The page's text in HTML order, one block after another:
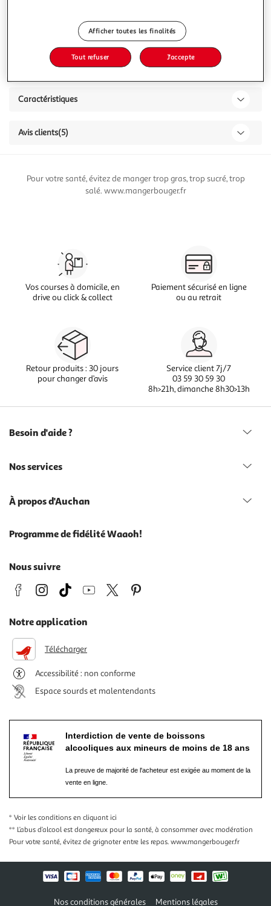
Description
Caractéristiques
Avis clients(5)
Pour votre santé, évitez de manger trop gras, trop sucré, trop
salé. www.mangerbouger.fr
Vos courses à domicile, en
drive ou click & collect
Paiement sécurisé en ligne
ou au retrait
Retour produits : 30 jours
pour changer d’avis
Service client 7j/7
03 59 30 59 30
8h>21h, dimanche 8h30>13h
Besoin d'aide ?
Nos services
À propos d'Auchan
Programme de fidélité Waaoh!
Nous suivre
Notre application
Télécharger
Accessibilité : non conforme
Espace sourds et malentendants
Interdiction de vente de boissons
alcooliques aux mineurs de moins de 18 ans
La preuve de majorité de l'acheteur est exigée au moment de la
vente en ligne.
* Voir les conditions en cliquant ici
** L’abus d’alcool est dangereux pour la santé, à consommer avec modération
Pour votre santé, évitez de grignoter entre les repas. www.mangerbouger.fr
Nos conditions générales Mentions légales
Afficher toutes les finalités
Tout refuser J'accepte